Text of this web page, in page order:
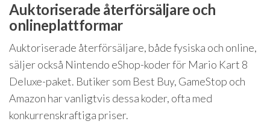
Auktoriserade återförsäljare och
onlineplattformar
Auktoriserade återförsäljare, både fysiska och online,
säljer också Nintendo eShop-koder för Mario Kart 8
Deluxe-paket. Butiker som Best Buy, GameStop och
Amazon har vanligtvis dessa koder, ofta med
konkurrenskraftiga priser.